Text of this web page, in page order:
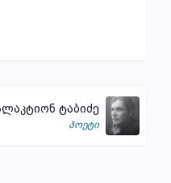
ტაბიძე
პოეტი